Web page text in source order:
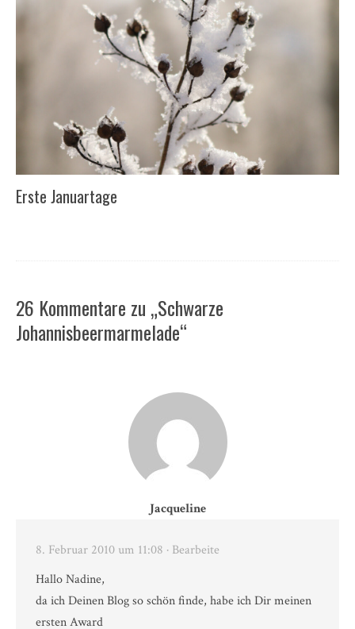
Erste Januartage
26 Kommentare zu „Schwarze
Johannisbeermarmelade“
Jacqueline
8. Februar 2010 um 11:08 · Bearbeite
Hallo Nadine,
da ich Deinen Blog so schön finde, habe ich Dir meinen
ersten Award